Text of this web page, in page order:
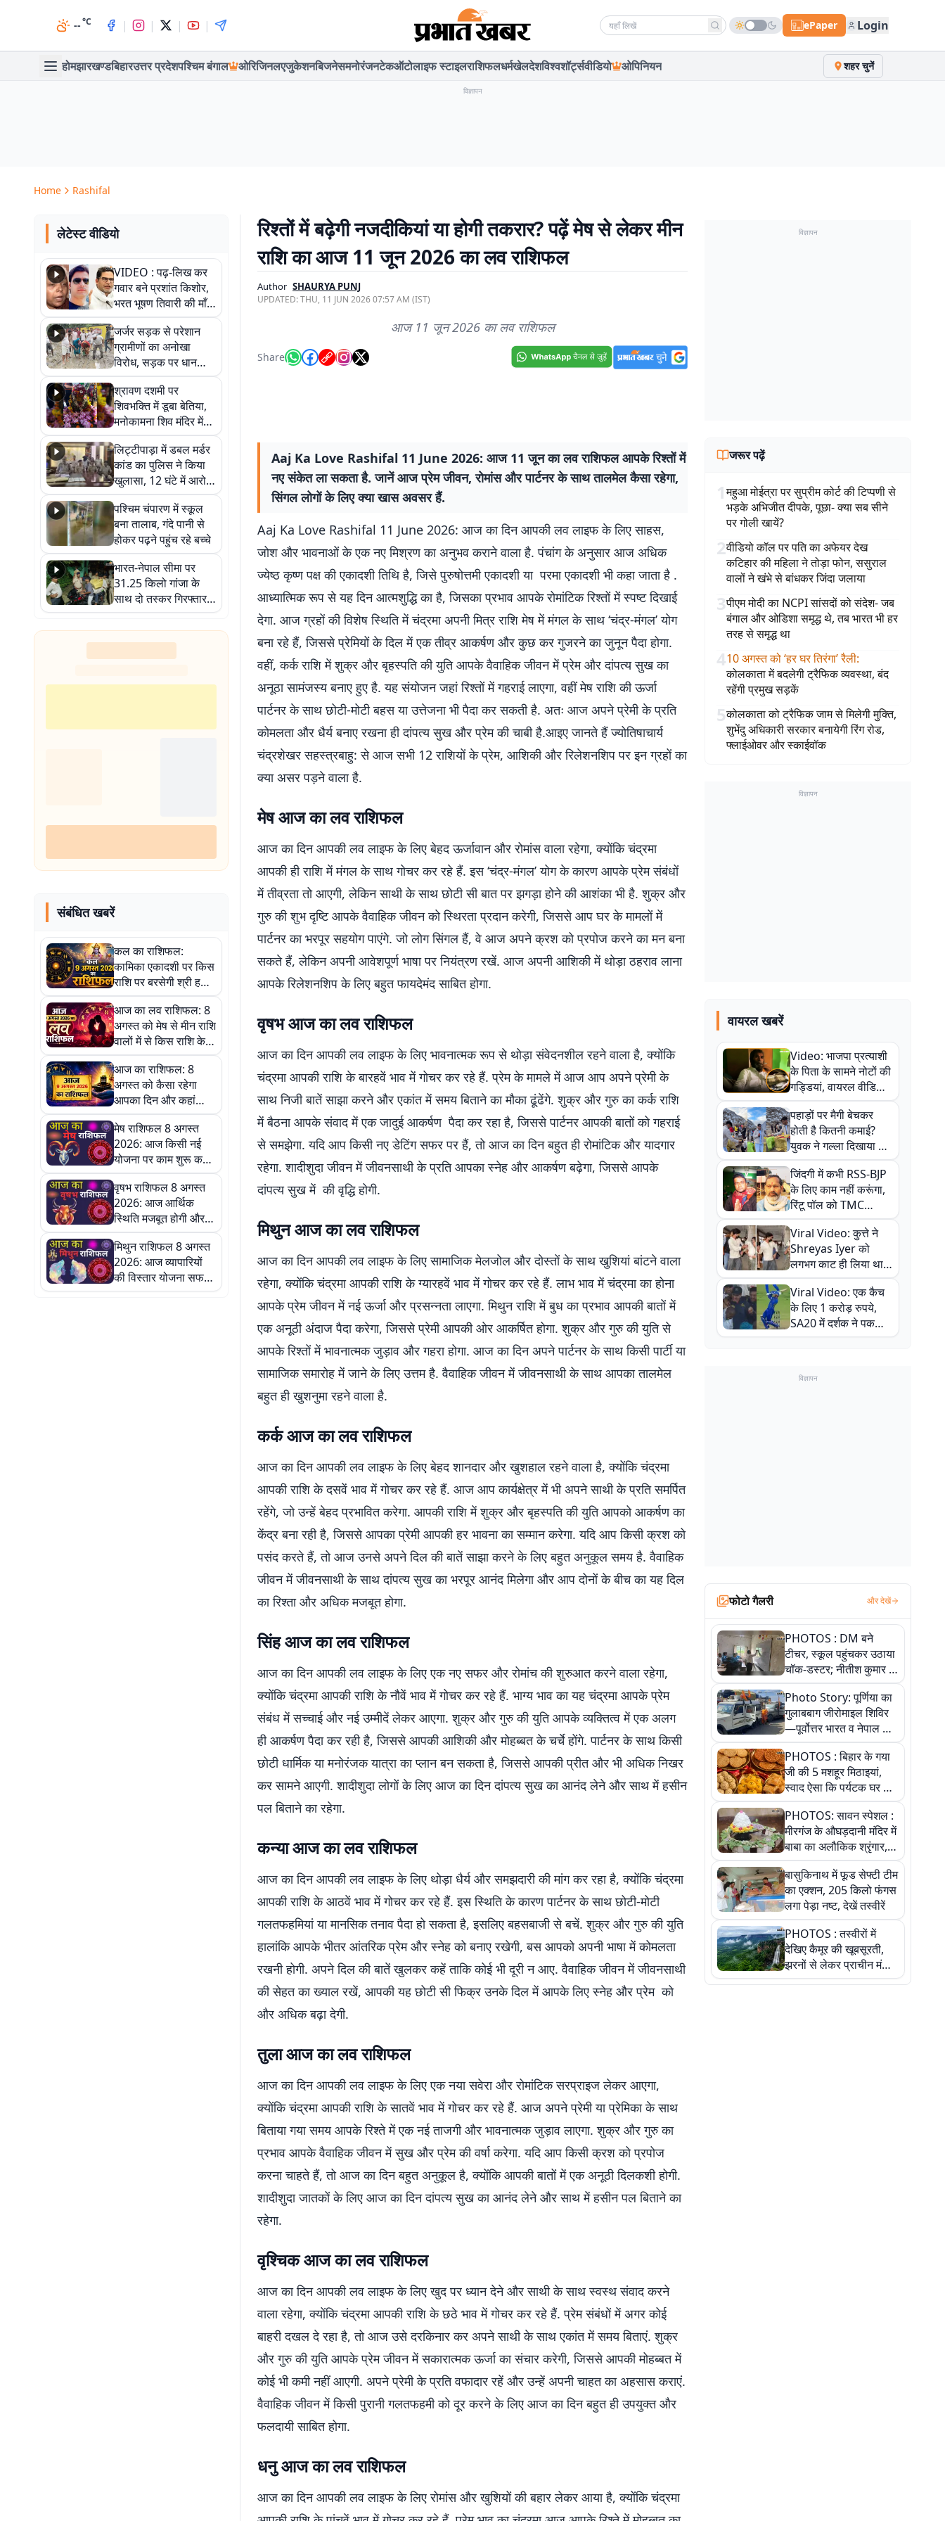
--°C | | | | Search news ePaper Login
होमझारखण्डबिहारउत्तर प्रदेशपश्चिम बंगाल ओरिजिनलएजुकेशनबिजनेसमनोरंजनटेकऑटोलाइफ स्टाइलराशिफलधर्मखेलदेशविश्वशॉर्ट्सवीडियो ओपिनियन शहर चुनें
विज्ञापन
Home Rashifal
लेटेस्ट वीडियो
VIDEO : पढ़-लिख कर
गवार बने प्रशांत किशोर,
भरत भूषण तिवारी की माँ ने
कहा नहीं थी उम्मीद, बेटा
था तो किसी को बोलने की
नहीं थी हिम्मत
जर्जर सड़क से परेशान
ग्रामीणों का अनोखा
विरोध, सड़क पर धान
रोपकर और खाद डालकर
जताया आक्रोश
श्रावण दशमी पर
शिवभक्ति में डूबा बेतिया,
मनोकामना शिव मंदिर में
हुआ भव्य श्रृंगार
लिट्टीपाड़ा में डबल मर्डर
कांड का पुलिस ने किया
खुलासा, 12 घंटे में आरोपी
गिरफ्तार
पश्चिम चंपारण में स्कूल
बना तालाब, गंदे पानी से
होकर पढ़ने पहुंच रहे बच्चे
भारत-नेपाल सीमा पर
31.25 किलो गांजा के
साथ दो तस्कर गिरफ्तार,
नेपाली नंबर की बाइक
जब्त
संबंधित खबरें
कल का राशिफल:
कामिका एकादशी पर किस
राशि पर बरसेगी श्री हरि
की कृपा और किसे रहना
होगा सावधान
आज का लव राशिफल: 8
अगस्त को मेष से मीन राशि
वालों में से किस राशि के
रिश्तों में घुलेगी मिठास और
किसकी होगी नई शुरुआत!
आज का राशिफल: 8
अगस्त को कैसा रहेगा
आपका दिन और कहां
मिलेंगे सफलता के नए
अवसर
मेष राशिफल 8 अगस्त
2026: आज किसी नई
योजना पर काम शुरू कर
सकते हैं
वृषभ राशिफल 8 अगस्त
2026: आज आर्थिक
स्थिति मजबूत होगी और
आय के नए स्रोत भी बन
सकते हैं
मिथुन राशिफल 8 अगस्त
2026: आज व्यापारियों
की विस्तार योजना सफल
हो सकती है
रिश्तों में बढ़ेगी नजदीकियां या होगी तकरार? पढ़ें मेष से लेकर मीन
राशि का आज 11 जून 2026 का लव राशिफल
Author SHAURYA PUNJ
UPDATED:THU, 11 JUN 2026 07:57 AM (IST)
आज 11 जून 2026 का लव राशिफल
Share
Aaj Ka Love Rashifal 11 June 2026: आज 11 जून का लव राशिफल आपके रिश्तों में
नए संकेत ला सकता है. जानें आज प्रेम जीवन, रोमांस और पार्टनर के साथ तालमेल कैसा रहेगा,
सिंगल लोगों के लिए क्या खास अवसर हैं.
Aaj Ka Love Rashifal 11 June 2026: आज का दिन आपकी लव लाइफ के लिए साहस,
जोश और भावनाओं के एक नए मिश्रण का अनुभव कराने वाला है. पंचांग के अनुसार आज अधिक
ज्येष्ठ कृष्ण पक्ष की एकादशी तिथि है, जिसे पुरुषोत्तमी एकादशी या परमा एकादशी भी कहा जाता है .
आध्यात्मिक रूप से यह दिन आत्मशुद्धि का है, जिसका प्रभाव आपके रोमांटिक रिश्तों में स्पष्ट दिखाई
देगा. आज ग्रहों की विशेष स्थिति में चंद्रमा अपनी मित्र राशि मेष में मंगल के साथ ‘चंद्र-मंगल’ योग
बना रहे हैं, जिससे प्रेमियों के दिल में एक तीव्र आकर्षण और कुछ कर गुजरने का जुनून पैदा होगा.
वहीं, कर्क राशि में शुक्र और बृहस्पति की युति आपके वैवाहिक जीवन में प्रेम और दांपत्य सुख का
अनूठा सामंजस्य बनाए हुए है. यह संयोजन जहां रिश्तों में गहराई लाएगा, वहीं मेष राशि की ऊर्जा
पार्टनर के साथ छोटी-मोटी बहस या उत्तेजना भी पैदा कर सकती है. अतः आज अपने प्रेमी के प्रति
कोमलता और धैर्य बनाए रखना ही दांपत्य सुख और प्रेम की चाबी है.आइए जानते हैं ज्योतिषाचार्य
चंद्रशेखर सहस्त्रबाहु: से आज सभी 12 राशियों के प्रेम, आशिकी और रिलेशनशिप पर इन ग्रहों का
क्या असर पड़ने वाला है.
मेष आज का लव राशिफल
आज का दिन आपकी लव लाइफ के लिए बेहद ऊर्जावान और रोमांस वाला रहेगा, क्योंकि चंद्रमा
आपकी ही राशि में मंगल के साथ गोचर कर रहे हैं. इस ‘चंद्र-मंगल’ योग के कारण आपके प्रेम संबंधों
में तीव्रता तो आएगी, लेकिन साथी के साथ छोटी सी बात पर झगड़ा होने की आशंका भी है. शुक्र और
गुरु की शुभ दृष्टि आपके वैवाहिक जीवन को स्थिरता प्रदान करेगी, जिससे आप घर के मामलों में
पार्टनर का भरपूर सहयोग पाएंगे. जो लोग सिंगल हैं, वे आज अपने क्रश को प्रपोज करने का मन बना
सकते हैं, लेकिन अपनी आवेशपूर्ण भाषा पर नियंत्रण रखें. आज अपनी आशिकी में थोड़ा ठहराव लाना
आपके रिलेशनशिप के लिए बहुत फायदेमंद साबित होगा.
वृषभ आज का लव राशिफल
आज का दिन आपकी लव लाइफ के लिए भावनात्मक रूप से थोड़ा संवेदनशील रहने वाला है, क्योंकि
चंद्रमा आपकी राशि के बारहवें भाव में गोचर कर रहे हैं. प्रेम के मामले में आज आप अपने प्रेमी के
साथ निजी बातें साझा करने और एकांत में समय बिताने का मौका ढूंढेंगे. शुक्र और गुरु का कर्क राशि
में बैठना आपके संवाद में एक जादुई आकर्षण पैदा कर रहा है, जिससे पार्टनर आपकी बातों को गहराई
से समझेगा. यदि आप किसी नए डेटिंग सफर पर हैं, तो आज का दिन बहुत ही रोमांटिक और यादगार
रहेगा. शादीशुदा जीवन में जीवनसाथी के प्रति आपका स्नेह और आकर्षण बढ़ेगा, जिससे आपके
दांपत्य सुख में की वृद्धि होगी.
मिथुन आज का लव राशिफल
आज का दिन आपकी लव लाइफ के लिए सामाजिक मेलजोल और दोस्तों के साथ खुशियां बांटने वाला
रहेगा, क्योंकि चंद्रमा आपकी राशि के ग्यारहवें भाव में गोचर कर रहे हैं. लाभ भाव में चंद्रमा का होना
आपके प्रेम जीवन में नई ऊर्जा और प्रसन्नता लाएगा. मिथुन राशि में बुध का प्रभाव आपकी बातों में
एक अनूठी अंदाज पैदा करेगा, जिससे प्रेमी आपकी ओर आकर्षित होगा. शुक्र और गुरु की युति से
आपके रिश्तों में भावनात्मक जुड़ाव और गहरा होगा. आज का दिन अपने पार्टनर के साथ किसी पार्टी या
सामाजिक समारोह में जाने के लिए उत्तम है. वैवाहिक जीवन में जीवनसाथी के साथ आपका तालमेल
बहुत ही खुशनुमा रहने वाला है.
कर्क आज का लव राशिफल
आज का दिन आपकी लव लाइफ के लिए बेहद शानदार और खुशहाल रहने वाला है, क्योंकि चंद्रमा
आपकी राशि के दसवें भाव में गोचर कर रहे हैं. आज आप कार्यक्षेत्र में भी अपने साथी के प्रति समर्पित
रहेंगे, जो उन्हें बेहद प्रभावित करेगा. आपकी राशि में शुक्र और बृहस्पति की युति आपको आकर्षण का
केंद्र बना रही है, जिससे आपका प्रेमी आपकी हर भावना का सम्मान करेगा. यदि आप किसी क्रश को
पसंद करते हैं, तो आज उनसे अपने दिल की बातें साझा करने के लिए बहुत अनुकूल समय है. वैवाहिक
जीवन में जीवनसाथी के साथ दांपत्य सुख का भरपूर आनंद मिलेगा और आप दोनों के बीच का यह दिल
का रिश्ता और अधिक मजबूत होगा.
सिंह आज का लव राशिफल
आज का दिन आपकी लव लाइफ के लिए एक नए सफर और रोमांच की शुरुआत करने वाला रहेगा,
क्योंकि चंद्रमा आपकी राशि के नौवें भाव में गोचर कर रहे हैं. भाग्य भाव का यह चंद्रमा आपके प्रेम
संबंध में सच्चाई और नई उम्मीदें लेकर आएगा. शुक्र और गुरु की युति आपके व्यक्तित्व में एक अलग
ही आकर्षण पैदा कर रही है, जिससे आपकी आशिकी और मोहब्बत के चर्चे होंगे. पार्टनर के साथ किसी
छोटी धार्मिक या मनोरंजक यात्रा का प्लान बन सकता है, जिससे आपकी प्रीत और भी अधिक निखर
कर सामने आएगी. शादीशुदा लोगों के लिए आज का दिन दांपत्य सुख का आनंद लेने और साथ में हसीन
पल बिताने का रहेगा.
कन्या आज का लव राशिफल
आज का दिन आपकी लव लाइफ के लिए थोड़ा धैर्य और समझदारी की मांग कर रहा है, क्योंकि चंद्रमा
आपकी राशि के आठवें भाव में गोचर कर रहे हैं. इस स्थिति के कारण पार्टनर के साथ छोटी-मोटी
गलतफहमियां या मानसिक तनाव पैदा हो सकता है, इसलिए बहसबाजी से बचें. शुक्र और गुरु की युति
हालांकि आपके भीतर आंतरिक प्रेम और स्नेह को बनाए रखेगी, बस आपको अपनी भाषा में कोमलता
रखनी होगी. अपने दिल की बातें खुलकर कहें ताकि कोई भी दूरी न आए. वैवाहिक जीवन में जीवनसाथी
की सेहत का ख्याल रखें, आपकी यह छोटी सी फिक्र उनके दिल में आपके लिए स्नेह और प्रेम को
और अधिक बढ़ा देगी.
तुला आज का लव राशिफल
आज का दिन आपकी लव लाइफ के लिए एक नया सवेरा और रोमांटिक सरप्राइज लेकर आएगा,
क्योंकि चंद्रमा आपकी राशि के सातवें भाव में गोचर कर रहे हैं. आज अपने प्रेमी या प्रेमिका के साथ
बिताया गया समय आपके रिश्ते में एक नई ताजगी और भावनात्मक जुड़ाव लाएगा. शुक्र और गुरु का
प्रभाव आपके वैवाहिक जीवन में सुख और प्रेम की वर्षा करेगा. यदि आप किसी क्रश को प्रपोज
करना चाहते हैं, तो आज का दिन बहुत अनुकूल है, क्योंकि आपकी बातों में एक अनूठी दिलकशी होगी.
शादीशुदा जातकों के लिए आज का दिन दांपत्य सुख का आनंद लेने और साथ में हसीन पल बिताने का
रहेगा.
वृश्चिक आज का लव राशिफल
आज का दिन आपकी लव लाइफ के लिए खुद पर ध्यान देने और साथी के साथ स्वस्थ संवाद करने
वाला रहेगा, क्योंकि चंद्रमा आपकी राशि के छठे भाव में गोचर कर रहे हैं. प्रेम संबंधों में अगर कोई
बाहरी दखल दे रहा है, तो आज उसे दरकिनार कर अपने साथी के साथ एकांत में समय बिताएं. शुक्र
और गुरु की युति आपके प्रेम जीवन में सकारात्मक ऊर्जा का संचार करेगी, जिससे आपकी मोहब्बत में
कोई भी कमी नहीं आएगी. अपने प्रेमी के प्रति वफादार रहें और उन्हें अपनी चाहत का अहसास कराएं.
वैवाहिक जीवन में किसी पुरानी गलतफहमी को दूर करने के लिए आज का दिन बहुत ही उपयुक्त और
फलदायी साबित होगा.
धनु आज का लव राशिफल
आज का दिन आपकी लव लाइफ के लिए रोमांस और खुशियों की बहार लेकर आया है, क्योंकि चंद्रमा
विज्ञापन
जरूर पढ़ें
1महुआ मोईत्रा पर सुप्रीम कोर्ट की टिप्पणी से
भड़के अभिजीत दीपके, पूछा- क्या सब सीने
पर गोली खायें?
2वीडियो कॉल पर पति का अफेयर देख
कटिहार की महिला ने तोड़ा फोन, ससुराल
वालों ने खंभे से बांधकर जिंदा जलाया
3पीएम मोदी का NCPI सांसदों को संदेश- जब
बंगाल और ओडिशा समृद्ध थे, तब भारत भी हर
तरह से समृद्ध था
410 अगस्त को ‘हर घर तिरंगा’ रैली:
कोलकाता में बदलेगी ट्रैफिक व्यवस्था, बंद
रहेंगी प्रमुख सड़कें
5कोलकाता को ट्रैफिक जाम से मिलेगी मुक्ति,
शुभेंदु अधिकारी सरकार बनायेगी रिंग रोड,
फ्लाईओवर और स्काईवॉक
विज्ञापन
वायरल खबरें
Video: भाजपा प्रत्याशी
के पिता के सामने नोटों की
गड्डियां, वायरल वीडियो
से राजनीति में उबाल,
अजित महतो बोले- TMC
की गंदी चाल
पहाड़ों पर मैगी बेचकर
होती है कितनी कमाई?
युवक ने गल्ला दिखाया तो
नौकरी वालों के खड़े हो गए
कान
जिंदगी में कभी RSS-BJP
के लिए काम नहीं करूंगा,
रिंटू पॉल को TMC
ऑफिस में ले जाकर पीटा,
Video वायरल
Viral Video: कुत्ते ने
Shreyas Iyer को
लगभग काट ही लिया था,
न्यूजीलैंड सीरीज से पहले
बाल-बाल बचे
Viral Video: एक कैच
के लिए 1 करोड़ रुपये,
SA20 में दर्शक ने पकड़ा
एक हाथ से गजब का कैच
विज्ञापन
फोटो गैलरी और देखें
PHOTOS : DM बने
टीचर, स्कूल पहुंचकर उठाया
चॉक-डस्टर; नीतीश कुमार के
इस चहेते अधिकारी को
जानिए
Photo Story: पूर्णिया का
गुलाबबाग जीरोमाइल शिविर
—पूर्वोत्तर भारत व नेपाल के
कांवरियों का प्रमुख सेवा धाम
PHOTOS : बिहार के गया
जी की 5 मशहूर मिठाइयां,
स्वाद ऐसा कि पर्यटक घर ले
जाना नहीं भूलते, तस्वीरों में
देखें
PHOTOS: सावन स्पेशल :
मीरगंज के औघड़दानी मंदिर में
बाबा का अलौकिक श्रृंगार,
तस्वीरों में देखें महादेव के कई
मनमोहक स्वरूप
बासुकिनाथ में फूड सेफ्टी टीम
का एक्शन, 205 किलो फंगस
लगा पेड़ा नष्ट, देखें तस्वीरें
PHOTOS : तस्वीरों में
देखिए कैमूर की खूबसूरती,
झरनों से लेकर प्राचीन मंदिरों
तक प्रकृति और आस्था का